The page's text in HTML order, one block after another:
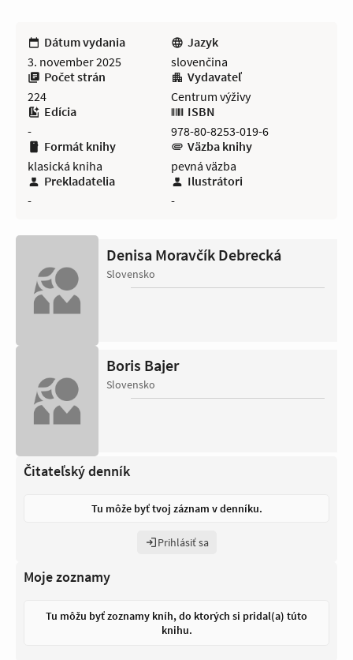
Dátum vydania
3. november 2025
Jazyk
slovenčina
Počet strán
224
Vydavateľ
Centrum výživy
Edícia
-
ISBN
978-80-8253-019-6
Formát knihy
klasická kniha
Väzba knihy
pevná väzba
Prekladatelia
-
Ilustrátori
-
Denisa Moravčík Debrecká
Slovensko
Boris Bajer
Slovensko
Čitateľský denník
Tu môže byť tvoj záznam v denníku.
Prihlásiť sa
Moje zoznamy
Tu môžu byť zoznamy kníh, do ktorých si pridal(a) túto
knihu.